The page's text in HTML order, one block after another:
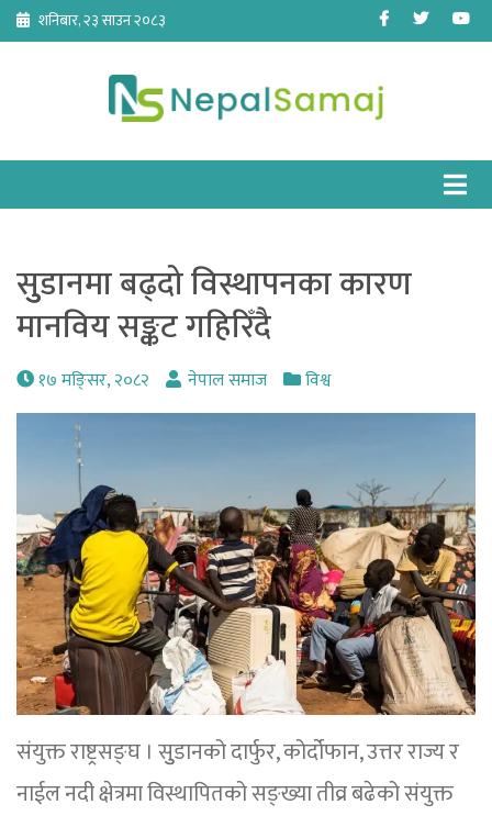
Skip
content
शनिबार, २३ साउन २०८३ Facebook
Twitter
सुुडानमा बढ्दो विस्थापनका कारण
मानविय सङ्कट गहिरिँदै
१७ मङि्सर, २०८२ नेपाल समाज विश्व
संयुक्त राष्ट्रसङ्घ । सुुडानको दार्फुर, कोर्दोफान, उत्तर राज्य र
नाईल नदी क्षेत्रमा विस्थापितको सङ्ख्या तीव्र बढेको संयुक्त